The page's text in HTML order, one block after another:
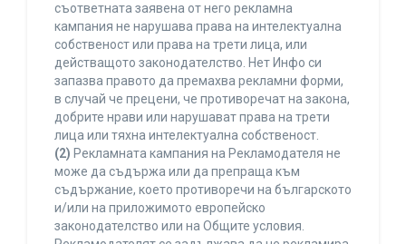
съответната заявена от него рекламна
кампания не нарушава права на интелектуална
собственост или права на трети лица, или
действащото законодателство. Нет Инфо си
запазва правото да премахва рекламни форми,
в случай че прецени, че противоречат на закона,
добрите нрави или нарушават права на трети
лица или тяхна интелектуална собственост.
(2) Рекламната кампания на Рекламодателя не
може да съдържа или да препраща към
съдържание, което противоречи на българското
и/или на приложимото европейско
законодателство или на Общите условия.